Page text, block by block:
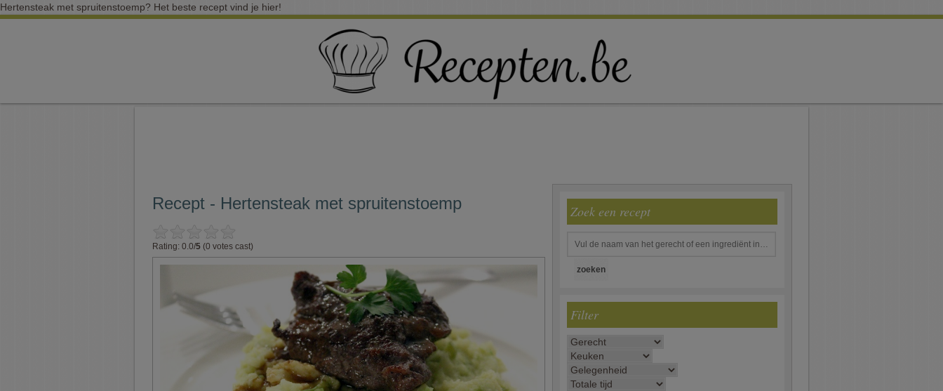
Hertensteak met spruitenstoemp? Het beste recept vind je hier!
Recept - Hertensteak met spruitenstoemp
Rating: 0.0/5 (0 votes cast)
Zoek een recept
Filter